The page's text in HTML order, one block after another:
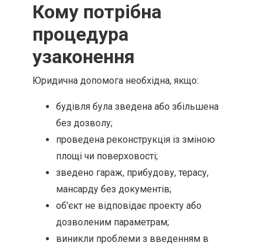
Кому потрібна
процедура
узаконення
Юридична допомога необхідна, якщо:
будівля була зведена або збільшена
без дозволу;
проведена реконструкція із зміною
площі чи поверховості;
зведено гараж, прибудову, терасу,
мансарду без документів;
об’єкт не відповідає проекту або
дозволеним параметрам;
виникли проблеми з введенням в